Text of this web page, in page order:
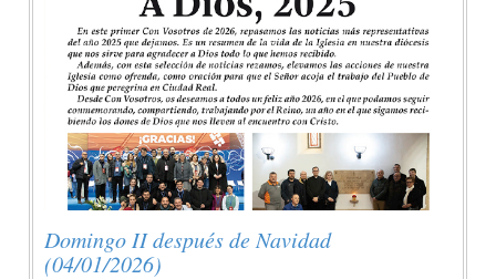
Domingo II después de Navidad
(04/01/2026)